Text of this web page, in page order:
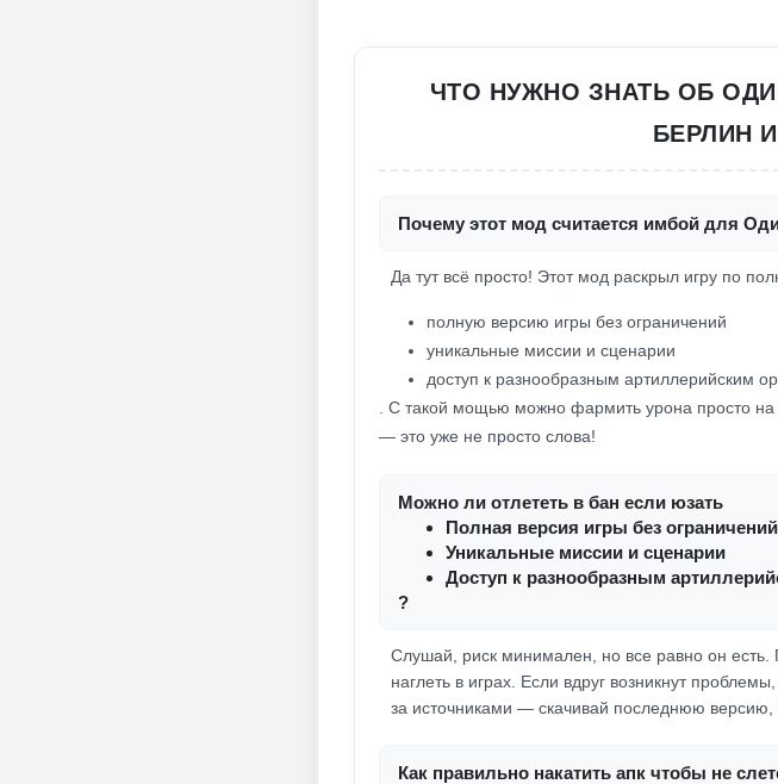
ЧТО НУЖНО ЗНАТЬ ОБ
БЕРЛИН
Почему этот мод считается имбой для
Да тут всё просто! Этот мод раскрыл игру по
полную версию игры без ограничений
уникальные миссии и сценарии
доступ к разнообразным артиллерийским
. С такой мощью можно фармить урона просто
— это уже не просто слова!
Можно ли отлететь в бан если юзать
Полная версия игры без ограничений
Уникальные миссии и сценарии
Доступ к разнообразным
?
Слушай, риск минимален, но все равно он
наглеть в играх. Если вдруг возникнут
за источниками — скачивай последнюю версию,
Как правильно накатить апк чтобы не